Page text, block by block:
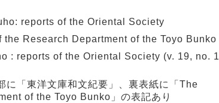
reports of the Oriental Society
the Research Department of the Toyo Bunko
: reports of the Oriental Society (v. 19, no. 1
「東洋文庫和文紀要」、裏表紙に「The
of the Toyo Bunko」の表記あり